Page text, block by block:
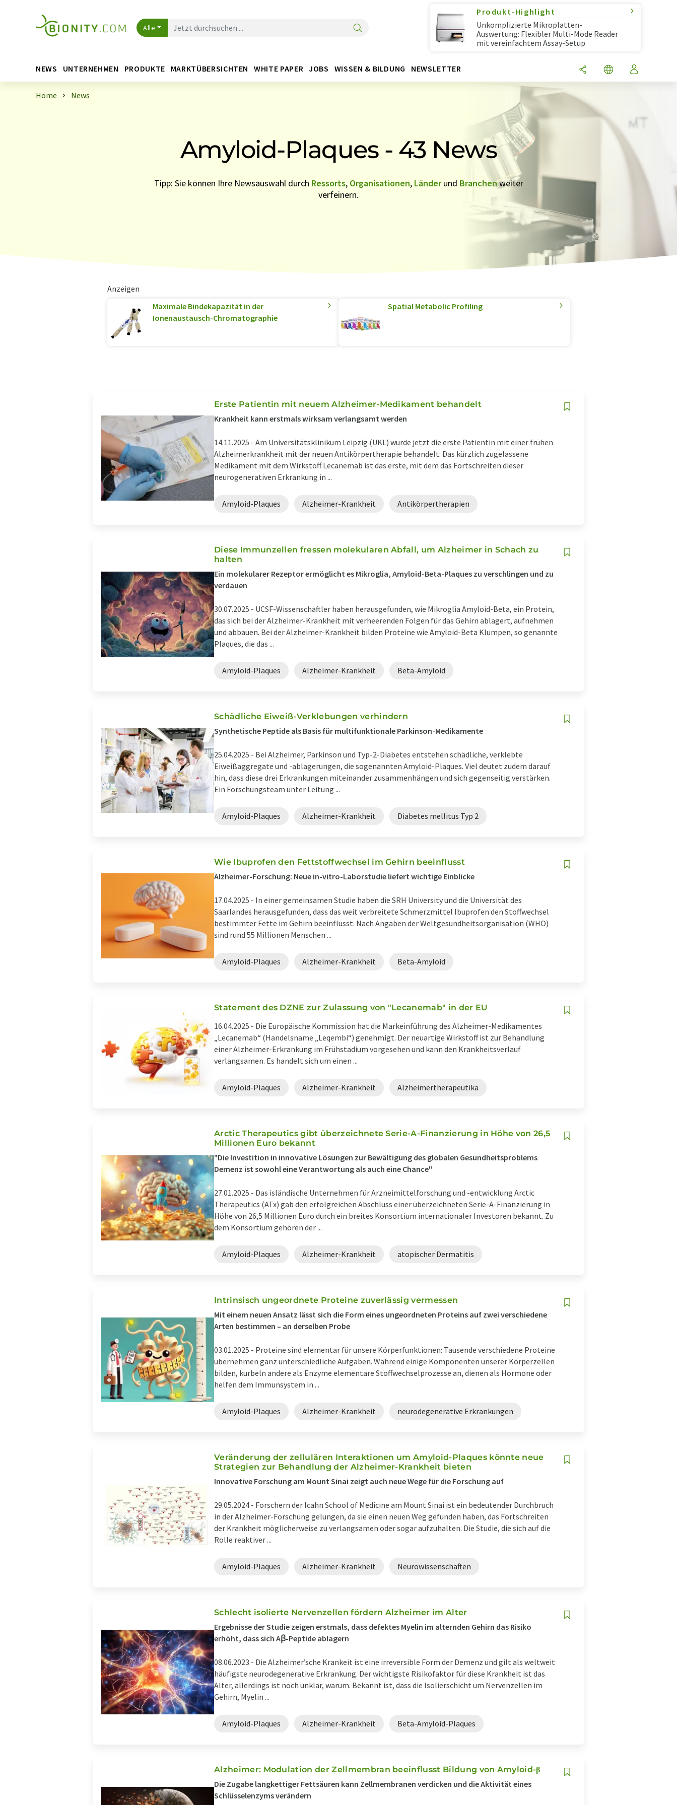
Alle
Produkt-Highlight
Unkomplizierte Mikroplatten-
Auswertung: Flexibler Multi-Mode Reader
mit vereinfachtem Assay-Setup
NEWS UNTERNEHMEN PRODUKTE MARKTÜBERSICHTEN WHITE PAPER JOBS WISSEN & BILDUNG NEWSLETTER
Home News
Amyloid-Plaques - 43 News
Tipp: Sie können Ihre Newsauswahl durch Ressorts, Organisationen, Länderund Branchenweiter
verfeinern.
Anzeigen
Maximale Bindekapazität in der
Ionenaustausch-Chromatographie
Spatial Metabolic Profiling
Erste Patientin mit neuem Alzheimer-Medikament behandelt
Krankheit kann erstmals wirksam verlangsamt werden
14.11.2025 - Am Universitätsklinikum Leipzig (UKL) wurde jetzt die erste Patientin mit einer frühen
Alzheimerkrankheit mit der neuen Antikörpertherapie behandelt. Das kürzlich zugelassene
Medikament mit dem Wirkstoff Lecanemab ist das erste, mit dem das Fortschreiten dieser
neurogenerativen Erkrankung in ...
Amyloid-Plaques Alzheimer-Krankheit Antikörpertherapien
Diese Immunzellen fressen molekularen Abfall, um Alzheimer in Schach zu
halten
Ein molekularer Rezeptor ermöglicht es Mikroglia, Amyloid-Beta-Plaques zu verschlingen und zu
verdauen
30.07.2025 - UCSF-Wissenschaftler haben herausgefunden, wie Mikroglia Amyloid-Beta, ein Protein,
das sich bei der Alzheimer-Krankheit mit verheerenden Folgen für das Gehirn ablagert, aufnehmen
und abbauen. Bei der Alzheimer-Krankheit bilden Proteine wie Amyloid-Beta Klumpen, so genannte
Plaques, die das ...
Amyloid-Plaques Alzheimer-Krankheit Beta-Amyloid
Schädliche Eiweiß-Verklebungen verhindern
Synthetische Peptide als Basis für multifunktionale Parkinson-Medikamente
25.04.2025 - Bei Alzheimer, Parkinson und Typ-2-Diabetes entstehen schädliche, verklebte
Eiweißaggregate und -ablagerungen, die sogenannten Amyloid-Plaques. Viel deutet zudem darauf
hin, dass diese drei Erkrankungen miteinander zusammenhängen und sich gegenseitig verstärken.
Ein Forschungsteam unter Leitung ...
Amyloid-Plaques Alzheimer-Krankheit Diabetes mellitus Typ 2
Wie Ibuprofen den Fettstoffwechsel im Gehirn beeinflusst
Alzheimer-Forschung: Neue in-vitro-Laborstudie liefert wichtige Einblicke
17.04.2025 - In einer gemeinsamen Studie haben die SRH University und die Universität des
Saarlandes herausgefunden, dass das weit verbreitete Schmerzmittel Ibuprofen den Stoffwechsel
bestimmter Fette im Gehirn beeinflusst. Nach Angaben der Weltgesundheitsorganisation (WHO)
sind rund 55 Millionen Menschen ...
Amyloid-Plaques Alzheimer-Krankheit Beta-Amyloid
Statement des DZNE zur Zulassung von "Lecanemab" in der EU
16.04.2025 - Die Europäische Kommission hat die Markeinführung des Alzheimer-Medikamentes
„Lecanemab“ (Handelsname „Leqembi“) genehmigt. Der neuartige Wirkstoff ist zur Behandlung
einer Alzheimer-Erkrankung im Frühstadium vorgesehen und kann den Krankheitsverlauf
verlangsamen. Es handelt sich um einen ...
Amyloid-Plaques Alzheimer-Krankheit Alzheimertherapeutika
Arctic Therapeutics gibt überzeichnete Serie-A-Finanzierung in Höhe von 26,5
Millionen Euro bekannt
"Die Investition in innovative Lösungen zur Bewältigung des globalen Gesundheitsproblems
Demenz ist sowohl eine Verantwortung als auch eine Chance"
27.01.2025 - Das isländische Unternehmen für Arzneimittelforschung und -entwicklung Arctic
Therapeutics (ATx) gab den erfolgreichen Abschluss einer überzeichneten Serie-A-Finanzierung in
Höhe von 26,5 Millionen Euro durch ein breites Konsortium internationaler Investoren bekannt. Zu
dem Konsortium gehören der ...
Amyloid-Plaques Alzheimer-Krankheit atopischer Dermatitis
Intrinsisch ungeordnete Proteine zuverlässig vermessen
Mit einem neuen Ansatz lässt sich die Form eines ungeordneten Proteins auf zwei verschiedene
Arten bestimmen – an derselben Probe
03.01.2025 - Proteine sind elementar für unsere Körperfunktionen: Tausende verschiedene Proteine
übernehmen ganz unterschiedliche Aufgaben. Während einige Komponenten unserer Körperzellen
bilden, kurbeln andere als Enzyme elementare Stoffwechselprozesse an, dienen als Hormone oder
helfen dem Immunsystem in ...
Amyloid-Plaques Alzheimer-Krankheit neurodegenerative Erkrankungen
Veränderung der zellulären Interaktionen um Amyloid-Plaques könnte neue
Strategien zur Behandlung der Alzheimer-Krankheit bieten
Innovative Forschung am Mount Sinai zeigt auch neue Wege für die Forschung auf
29.05.2024 - Forschern der Icahn School of Medicine am Mount Sinai ist ein bedeutender Durchbruch
in der Alzheimer-Forschung gelungen, da sie einen neuen Weg gefunden haben, das Fortschreiten
der Krankheit möglicherweise zu verlangsamen oder sogar aufzuhalten. Die Studie, die sich auf die
Rolle reaktiver ...
Amyloid-Plaques Alzheimer-Krankheit Neurowissenschaften
Schlecht isolierte Nervenzellen fördern Alzheimer im Alter
Ergebnisse der Studie zeigen erstmals, dass defektes Myelin im alternden Gehirn das Risiko
erhöht, dass sich Aꞵ-Peptide ablagern
08.06.2023 - Die Alzheimer’sche Krankeit ist eine irreversible Form der Demenz und gilt als weltweit
häufigste neurodegenerative Erkrankung. Der wichtigste Risikofaktor für diese Krankheit ist das
Alter, allerdings ist noch unklar, warum. Bekannt ist, dass die Isolierschicht um Nervenzellen im
Gehirn, Myelin ...
Amyloid-Plaques Alzheimer-Krankheit Beta-Amyloid-Plaques
Alzheimer: Modulation der Zellmembran beeinflusst Bildung von Amyloid-β
Die Zugabe langkettiger Fettsäuren kann Zellmembranen verdicken und die Aktivität eines
Schlüsselenzyms verändern